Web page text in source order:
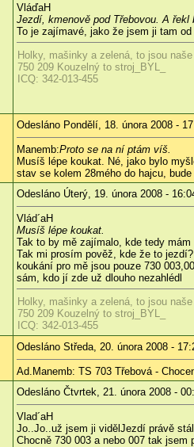
VláďaH
Jezdí, kmenově pod Třebovou. A
To je zajímavé, jako že jsem ji tam
Holky, mašinky a zelená, to jsou
750 209 Kouzelný to stroj_BYL_
ICQ: 342-013-455
Odesláno Pondělí, 18. února 2008 -
Manemb:Proto se na ní ptám víš.
Musíš lépe koukat. Né, jako bylo
stav se kolem 28mého do hajcu,
Odesláno Úterý, 19. února 2008 -
Vlád´aH
Musíš lépe koukat.
Tak to by mě zajímalo, kde tedy mám
Tak mi prosím pověž, kde že to
koukání pro mě jsou pouze 730
sám, kdo jí zde už dlouho nezahlédl
Holky, mašinky a zelená, to jsou
750 209 Kouzelný to stroj_BYL_
ICQ: 342-013-455
Odesláno Středa, 20. února 2008 -
Ad.Manemb: TS 703 Třebová -
Odesláno Čtvrtek, 21. února 2008 -
Vlad´aH
Jo..Jo..už jsem ji viděl Jezdí právě
Chocně 730 003 a nebo 007 tak